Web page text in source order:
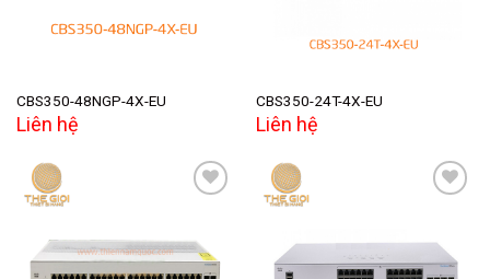
CBS350-48NGP-4X-EU
Liên hệ
CBS350-24T-4X-EU
Liên hệ
Add to
wishlist
Add to
wishlist